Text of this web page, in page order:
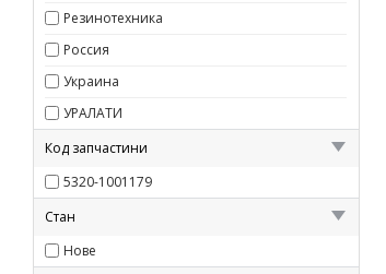
Резинотехника
Россия
Украина
УРАЛАТИ
Код запчастини
5320-1001179
Стан
Нове